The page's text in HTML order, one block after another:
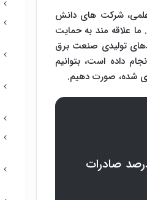
هیات علمی، شرکت های دانش
علاقه مند به حمایت
تولیدی صنعت برق
داده است، بتوانیم
شده، صورت دهیم.
یک صنعت پیشرو در حوزه تکنولوژیک است. حدود ۵۰ درصد صادرات